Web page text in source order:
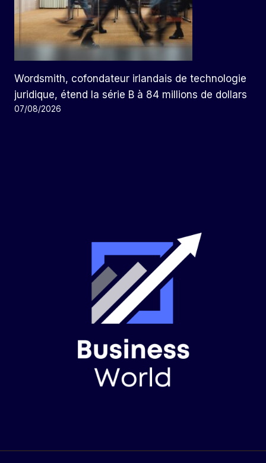
Wordsmith, cofondateur irlandais de technologie
juridique, étend la série B à 84 millions de dollars
07/08/2026